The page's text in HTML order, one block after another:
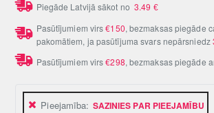
Pieejamība: SAZINIES PAR PIEEJAMĪBU
Piegāde Latvijā sākot no3.49 €
Pasūtījumiem virs€150, bezmaksas piegāde
pakomātiem, ja pasūtījuma svars nepārsniedz
Pasūtījumiem virs€298, bezmaksas piegāde